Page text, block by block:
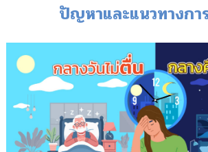
ปัญหาและแนวทางกา